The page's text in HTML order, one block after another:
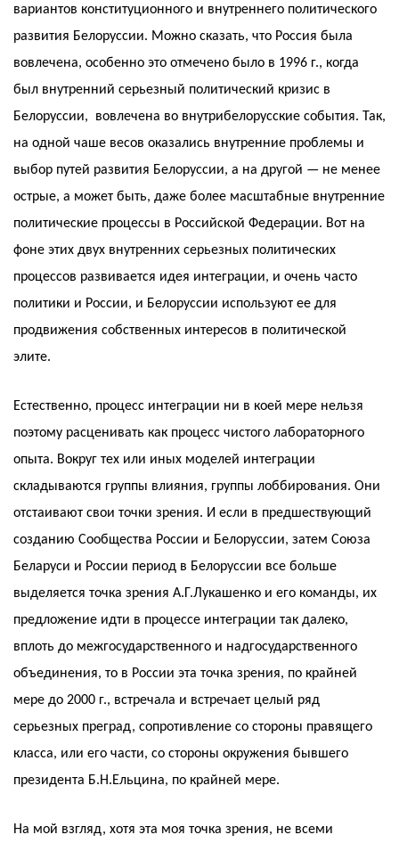
вариантов конституционного и внутреннего политического
развития Белоруссии. Можно сказать, что Россия была
вовлечена, особенно это отмечено было в 1996 г., когда
был внутренний серьезный политический кризис в
Белоруссии, вовлечена во внутрибелорусские события. Так,
на одной чаше весов оказались внутренние проблемы и
выбор путей развития Белоруссии, а на другой — не менее
острые, а может быть, даже более масштабные внутренние
политические процессы в Российской Федерации. Вот на
фоне этих двух внутренних серьезных политических
процессов развивается идея интеграции, и очень часто
политики и России, и Белоруссии используют ее для
продвижения собственных интересов в политической
элите.
Естественно, процесс интеграции ни в коей мере нельзя
поэтому расценивать как процесс чистого лабораторного
опыта. Вокруг тех или иных моделей интеграции
складываются группы влияния, группы лоббирования. Они
отстаивают свои точки зрения. И если в предшествующий
созданию Сообщества России и Белоруссии, затем Союза
Беларуси и России период в Белоруссии все больше
выделяется точка зрения А.Г.Лукашенко и его команды, их
предложение идти в процессе интеграции так далеко,
вплоть до межгосударственного и надгосударственного
объединения, то в России эта точка зрения, по крайней
мере до 2000 г., встречала и встречает целый ряд
серьезных преград, сопротивление со стороны правящего
класса, или его части, со стороны окружения бывшего
президента Б.Н.Ельцина, по крайней мере.
На мой взгляд, хотя эта моя точка зрения, не всеми